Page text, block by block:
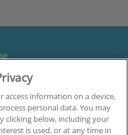
information on a device,
personal data. You may
clicking below, including your
is used, or at any time in